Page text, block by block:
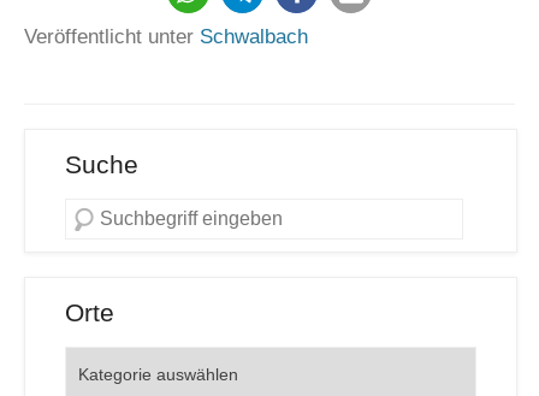
Veröffentlicht unter Schwalbach
Suche
Orte